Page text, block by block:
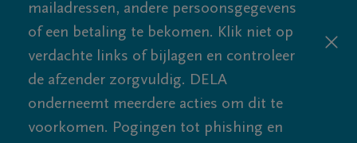
mailadressen, andere persoonsgegevens
of een betaling te bekomen. Klik niet op
verdachte links of bijlagen en controleer
de afzender zorgvuldig. DELA
onderneemt meerdere acties om dit te
voorkomen. Pogingen tot phishing en